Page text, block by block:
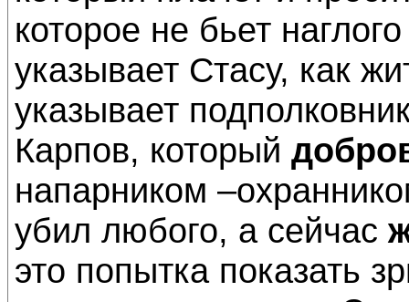
которое не бьет
указывает Стасу, как
указывает
Карпов, который
напарником
убил любого, а сейчас
это попытка показать